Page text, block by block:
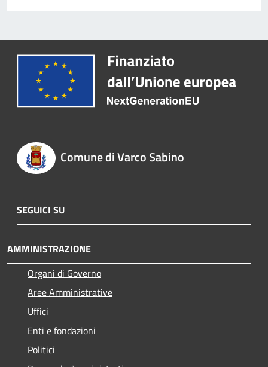
Comune di Varco Sabino
SEGUICI SU
AMMINISTRAZIONE
Organi di Governo
Aree Amministrative
Uffici
Enti e fondazioni
Politici